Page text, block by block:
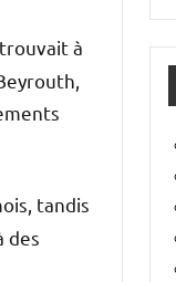
à
tandis
des